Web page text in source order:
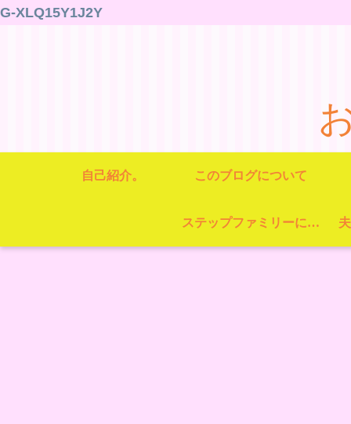
G-XLQ15Y1J2Y
自己紹介。 このブログについて
ステップファミリーについて